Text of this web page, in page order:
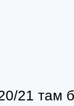
21 там